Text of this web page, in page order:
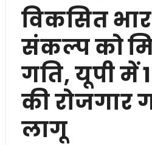
विकसित
संकल्प को
गति, यूपी में
की रोजगार
लागू